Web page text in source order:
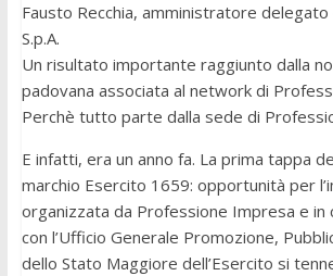
Fausto Recchia, amministratore delegato
S.p.A.
Un risultato importante raggiunto dalla
padovana associata al network di
Perchè tutto parte dalla sede di
E infatti, era un anno fa. La prima tappa
marchio Esercito 1659: opportunità per
organizzata da Professione Impresa e in
con l’Ufficio Generale Promozione,
dello Stato Maggiore dell’Esercito si